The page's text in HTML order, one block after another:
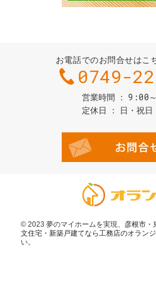
お電話でのお問合せはこ
0749-
営業時間 9:00
定休日 日・祝日
© 2023 夢のマイホームを実現、 彦根市・
文住宅・新築戸建てなら工務店のオラン
い。